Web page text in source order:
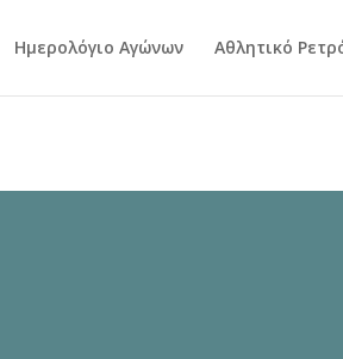
Ημερολόγιο Αγώνων Αθλητικό